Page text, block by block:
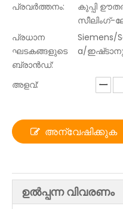
പ്രവർത്തനം:
കുപ്പി
സീലിംഗ്-
പ്രധാന
ഘടകങ്ങളുടെ
ബ്രാൻഡ്:
Siemens/
a/
അളവ്:
അന്വേഷിക്കുക
ഉൽപ്പന്ന വിവരണം